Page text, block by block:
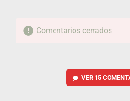
Comentarios cerrados
VER 15